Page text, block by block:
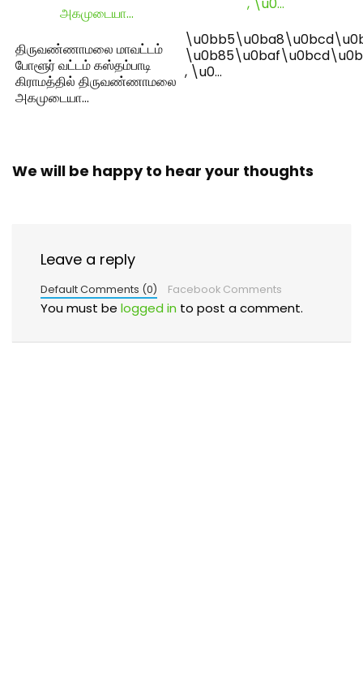
திருவண்ணாமலை மாவட்டம்
போளூர் வட்டம் கஸ்தம்பாடி
கிராமத்தில் திருவண்ணாமலை
அகமுடையா…
, \u0…
We will be happy to hear your thoughts
Leave a reply
Default Comments (0) Facebook Comments
You must be logged in to post a comment.